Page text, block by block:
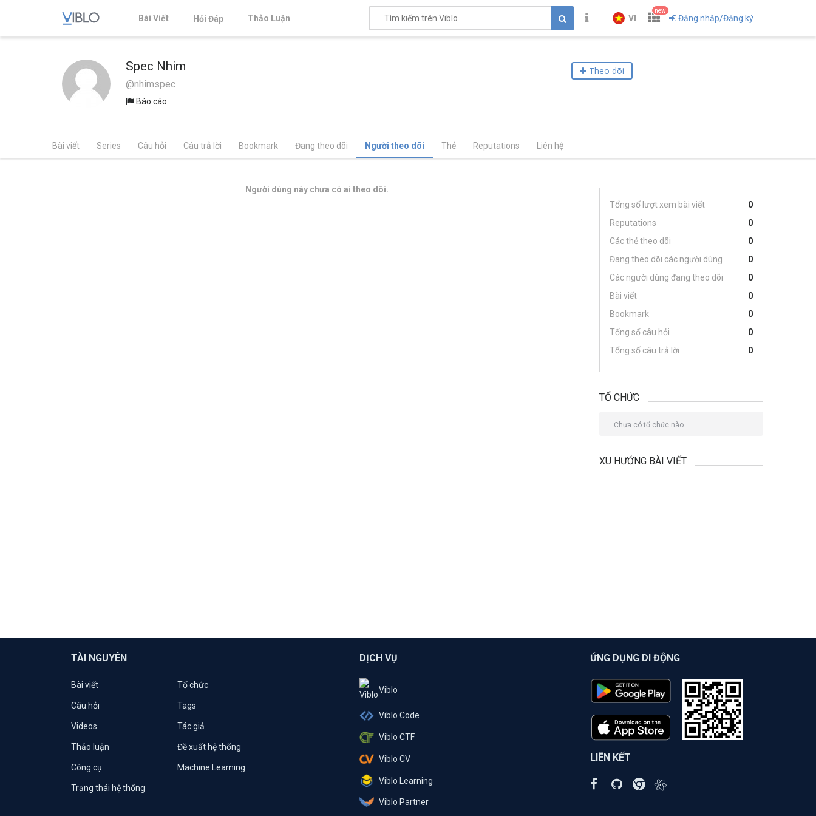
Bài Viết Hỏi Đáp Thảo Luận VI
new
Đăng nhập/Đăng ký
Spec Nhim
@nhimspec
Báo cáo
Theo dõi
Bài viết Series Câu hỏi Câu trả lời Bookmark Đang theo dõi Người theo dõi Thẻ Reputations Liên hệ
Người dùng này chưa có ai theo dõi.
Tổng số lượt xem bài viết
0
Reputations
0
Các thẻ theo dõi
0
Đang theo dõi các người dùng
0
Các người dùng đang theo dõi
0
Bài viết
0
Bookmark
0
Tổng số câu hỏi
0
Tổng số câu trả lời
0
TỔ CHỨC
Chưa có tổ chức nào.
XU HƯỚNG BÀI VIẾT
TÀI NGUYÊN
Bài viết Tổ chức
Câu hỏi Tags
Videos Tác giả
Thảo luận Đề xuất hệ thống
Công cụ Machine Learning
Trạng thái hệ thống
DỊCH VỤ
Viblo
Viblo Code
Viblo CTF
Viblo CV
Viblo Learning
Viblo Partner
ỨNG DỤNG DI ĐỘNG
LIÊN KẾT